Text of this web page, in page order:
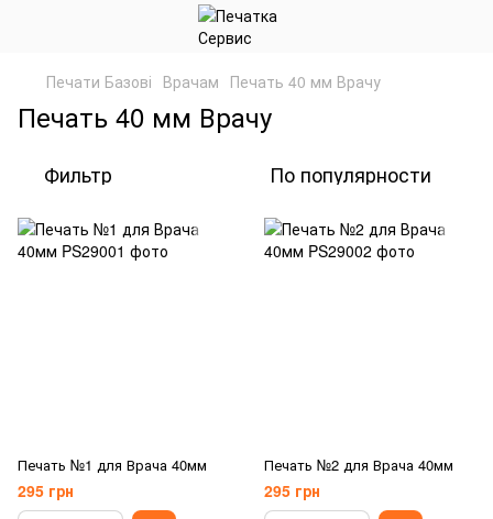
Печати Базові Врачам Печать 40 мм Врачу
Печать 40 мм Врачу
Фильтр По популярности
Печать №1 для Врача 40мм
295 грн
Печать №2 для Врача 40мм
295 грн